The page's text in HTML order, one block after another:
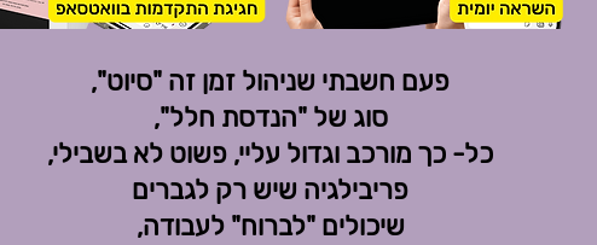
פעם חשבתי שניהול זמן זה "סיוט",
סוג של "הנדסת חלל",
כל- כך מורכב וגדול עליי, פשוט לא בשבילי,
פריבילגיה שיש רק לגברים
שיכולים "לברוח" לעבודה,